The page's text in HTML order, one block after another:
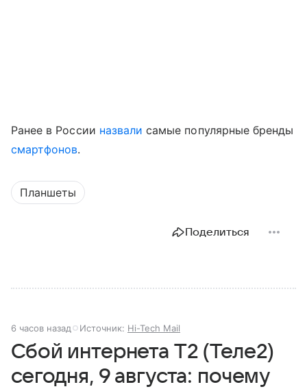
Ранее в России назвали самые популярные бренды
смартфонов.
Планшеты
Поделиться
6 часов назад Источник: Hi-Tech Mail
Сбой интернета T2 (Теле2)
сегодня, 9 августа: почему